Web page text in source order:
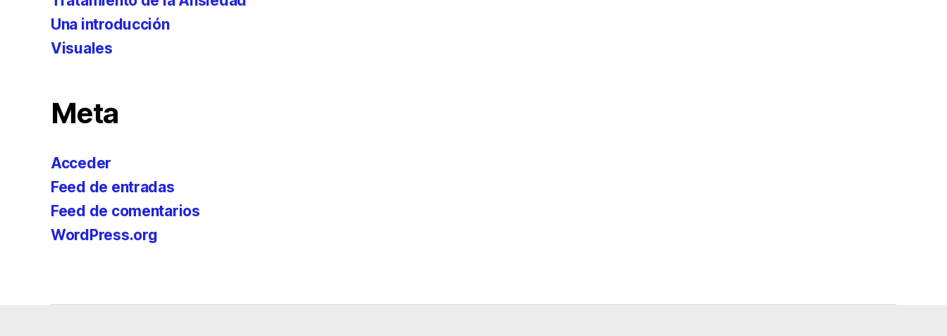
Una introducción
Visuales
Meta
Acceder
Feed de entradas
Feed de comentarios
WordPress.org